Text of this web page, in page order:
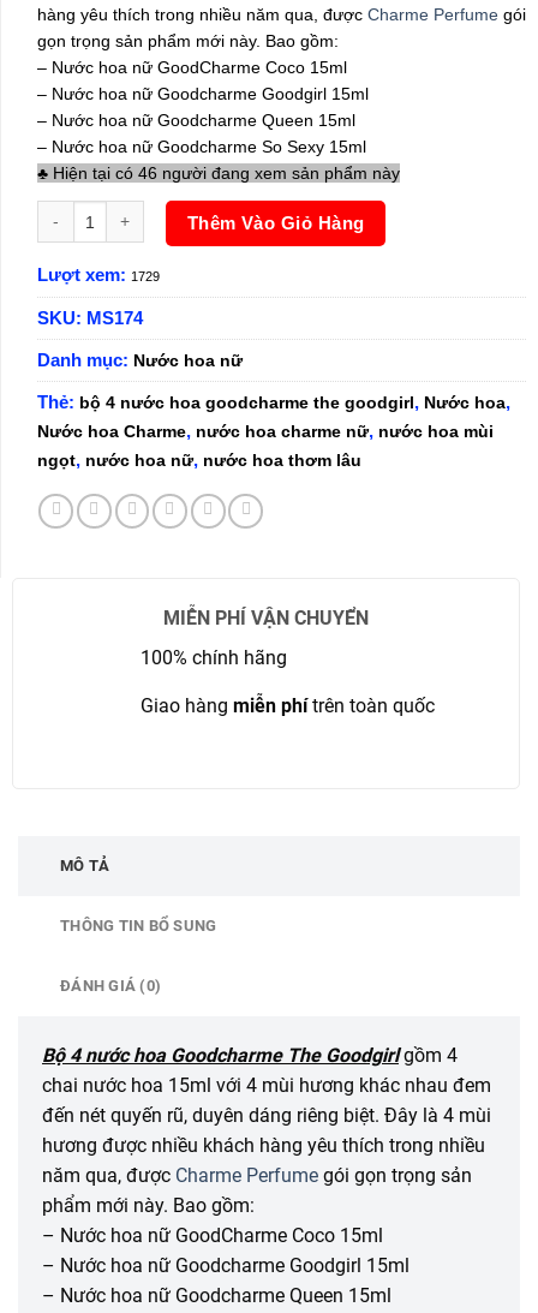
hàng yêu thích trong nhiều năm qua, được Charme Perfume gói
gọn trọng sản phẩm mới này. Bao gồm:
– Nước hoa nữ GoodCharme Coco 15ml
– Nước hoa nữ Goodcharme Goodgirl 15ml
– Nước hoa nữ Goodcharme Queen 15ml
– Nước hoa nữ Goodcharme So Sexy 15ml
♣ Hiện tại có 46 người đang xem sản phẩm này
Bộ 4 nước hoa nữ Goodcharme The GoodGirl số lượng
Thêm Vào Giỏ Hàng
Lượt xem: 1729
SKU: MS174
Danh mục: Nước hoa nữ
Thẻ: bộ 4 nước hoa goodcharme the goodgirl, Nước hoa,
Nước hoa Charme, nước hoa charme nữ, nước hoa mùi
ngọt, nước hoa nữ, nước hoa thơm lâu
MIỄN PHÍ VẬN CHUYỂN
100% chính hãng
Giao hàng miễn phítrên toàn quốc
MÔ TẢ
THÔNG TIN BỔ SUNG
ĐÁNH GIÁ (0)
Bộ 4 nước hoa Goodcharme The Goodgirlgồm 4
chai nước hoa 15ml với 4 mùi hương khác nhau đem
đến nét quyến rũ, duyên dáng riêng biệt. Đây là 4 mùi
hương được nhiều khách hàng yêu thích trong nhiều
năm qua, được Charme Perfume gói gọn trọng sản
phẩm mới này. Bao gồm:
– Nước hoa nữ GoodCharme Coco 15ml
– Nước hoa nữ Goodcharme Goodgirl 15ml
– Nước hoa nữ Goodcharme Queen 15ml